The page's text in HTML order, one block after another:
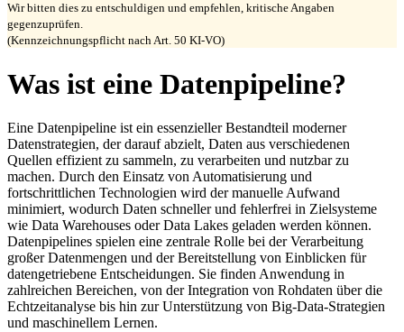
Wir bitten dies zu entschuldigen und empfehlen, kritische Angaben
gegenzuprüfen.
(Kennzeichnungspflicht nach Art. 50 KI-VO)
Was ist eine Datenpipeline?
Eine Datenpipeline ist ein essenzieller Bestandteil moderner
Datenstrategien, der darauf abzielt, Daten aus verschiedenen
Quellen effizient zu sammeln, zu verarbeiten und nutzbar zu
machen. Durch den Einsatz von Automatisierung und
fortschrittlichen Technologien wird der manuelle Aufwand
minimiert, wodurch Daten schneller und fehlerfrei in Zielsysteme
wie Data Warehouses oder Data Lakes geladen werden können.
Datenpipelines spielen eine zentrale Rolle bei der Verarbeitung
großer Datenmengen und der Bereitstellung von Einblicken für
datengetriebene Entscheidungen. Sie finden Anwendung in
zahlreichen Bereichen, von der Integration von Rohdaten über die
Echtzeitanalyse bis hin zur Unterstützung von Big-Data-Strategien
und maschinellem Lernen.